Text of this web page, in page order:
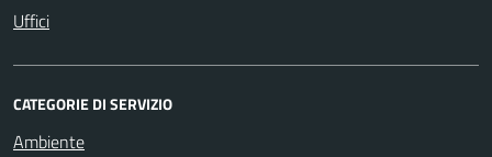
Uffici
CATEGORIE DI SERVIZIO
Ambiente